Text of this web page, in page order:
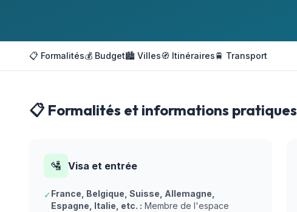
📋 Formalités💰 Budget🏙️ Villes🧭 Itinéraires🚆 Transport
📋 Formalités et informations pratiques
🛂 Visa et entrée
✓France, Belgique, Suisse, Allemagne,
Espagne, Italie, etc. : Membre de l'espace